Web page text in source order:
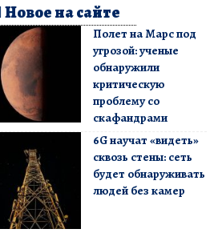
Новое на сайте
Полет на Марс под
угрозой: ученые
обнаружили
критическую
проблему со
скафандрами
6G научат «видеть»
сквозь стены: сеть
будет обнаруживать
людей без камер